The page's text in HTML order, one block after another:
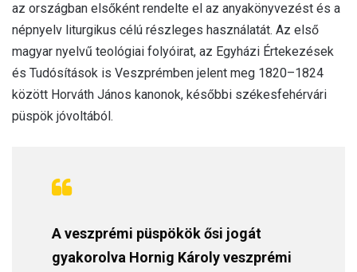
az országban elsőként rendelte el az anyakönyvezést és a
népnyelv liturgikus célú részleges használatát. Az első
magyar nyelvű teológiai folyóirat, az Egyházi Értekezések
és Tudósítások is Veszprémben jelent meg 1820–1824
között Horváth János kanonok, későbbi székesfehérvári
püspök jóvoltából.
A veszprémi püspökök ősi jogát
gyakorolva Hornig Károly veszprémi